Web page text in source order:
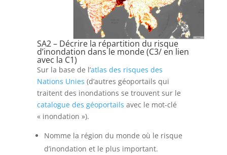
SA2 – Décrire la répartition du risque
d’inondation dans le monde (C3/ en lien
avec la C1)
Sur la base de l’atlas des risques des
Nations Unies (d’autres géoportails qui
traitent des inondations se trouvent sur le
catalogue des géoportails avec le mot-clé
« inondation »).
Nomme la région du monde où le risque
d’inondation et le plus important.